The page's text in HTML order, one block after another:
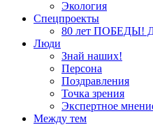
Экология
Спецпроекты
80 лет ПОБЕДЫ!
Люди
Знай наших!
Персона
Поздравления
Точка зрения
Экспертное
Между тем